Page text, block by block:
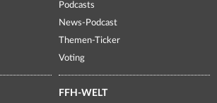
Podcasts
News-Podcast
Themen-Ticker
Voting
FFH-WELT